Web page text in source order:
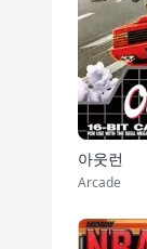
아웃런
Arcade